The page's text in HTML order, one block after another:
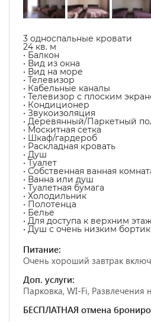
3 односпальные кровати
24 кв. м
• Балкон
• Вид из окна
• Вид на море
• Телевизор
• Кабельные каналы
• Телевизор с плоским
• Кондиционер
• Звукоизоляция
• Деревянный/Паркетный
• Москитная сетка
• Шкаф/гардероб
• Раскладная кровать
• Душ
• Туалет
• Собственная ванная
• Ванна или душ
• Туалетная бумага
• Холодильник
• Полотенца
• Белье
• Для доступа к верхним
• Душ с очень низким
Питание:
Очень хороший завтрак
Доп. услуги:
Парковка, WI-Fi, Развлечения
БЕСПЛАТНАЯ отмена